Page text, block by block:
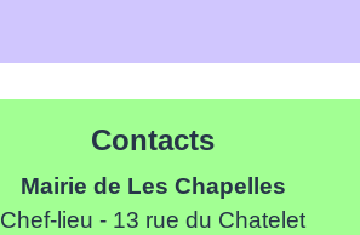
Contacts
Mairie de Les Chapelles
Chef-lieu - 13 rue du Chatelet